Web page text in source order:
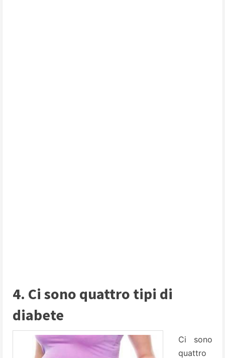
4. Ci sono quattro tipi di
diabete
Ci sono
quattro